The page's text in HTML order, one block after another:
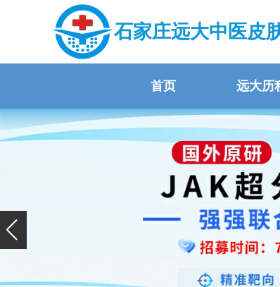
石家庄远大中医皮
首页 远大历